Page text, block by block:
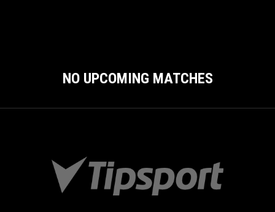
NO UPCOMING MATCHES